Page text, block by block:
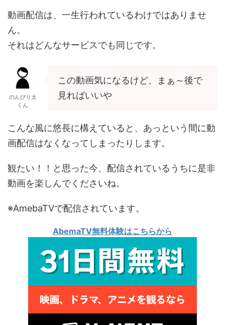
動画配信は、一生行われているわけではありませ
ん。
それはどんなサービスでも同じです。
のんびり太
くん
この動画気になるけど、まぁ～後で
見ればいいや
こんな風に悠長に構えていると、あっという間に動
画配信はなくなってしまったりします。
観たい！！と思った今、配信されているうちに是非
動画を楽しんでくださいね。
※AmebaTVで配信されています。
AbemaTV無料体験はこちらから